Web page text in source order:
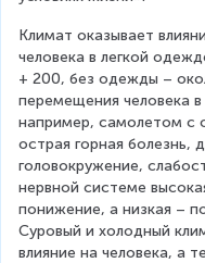
Климат оказывает
человека в легкой
+ 200, без одежды –
перемещения человека
например, самолетом с
острая горная болезнь,
головокружение,
нервной системе
понижение, а низкая –
Суровый и холодный
влияние на человека, а